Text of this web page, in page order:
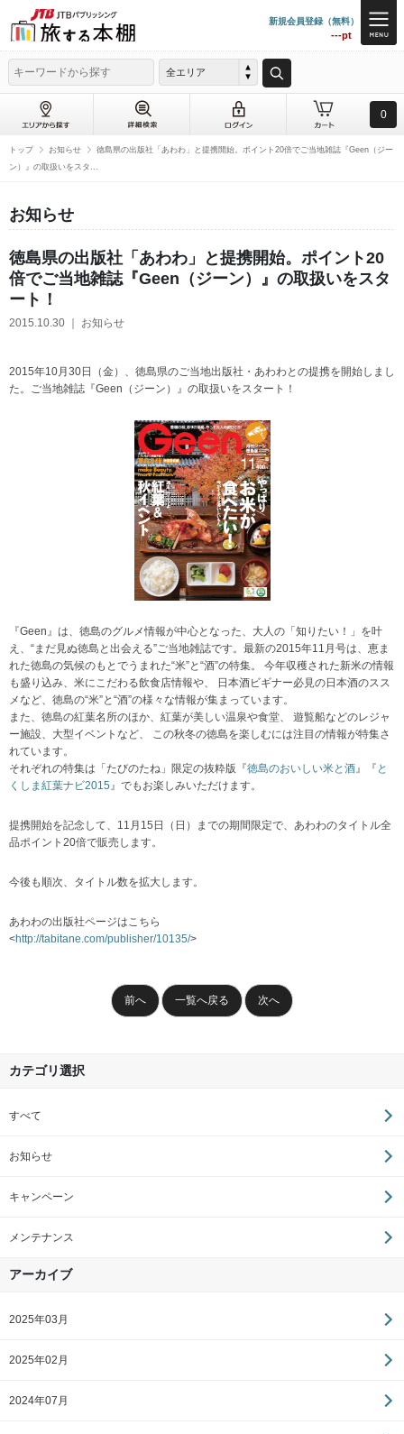
新規会員登録（無料）
---pt
全エリア
0
トップ お知らせ
徳島県の出版社「あわわ」と提携開始。ポイント20倍でご当地雑誌『Geen（ジー
ン）』の取扱いをスタ...
お知らせ
徳島県の出版社「あわわ」と提携開始。ポイント20
倍でご当地雑誌『Geen（ジーン）』の取扱いをスタ
ート！
2015.10.30 ｜ お知らせ
2015年10月30日（金）、徳島県のご当地出版社・あわわとの提携を開始しまし
た。ご当地雑誌『Geen（ジーン）』の取扱いをスタート！
『Geen』は、徳島のグルメ情報が中心となった、大人の「知りたい！」を叶
え、“まだ見ぬ徳島と出会える”ご当地雑誌です。最新の2015年11月号は、恵ま
れた徳島の気候のもとでうまれた“米”と“酒”の特集。 今年収穫された新米の情報
も盛り込み、米にこだわる飲食店情報や、 日本酒ビギナー必見の日本酒のスス
メなど、徳島の“米”と“酒”の様々な情報が集まっています。
また、徳島の紅葉名所のほか、紅葉が美しい温泉や食堂、 遊覧船などのレジャ
ー施設、大型イベントなど、 この秋冬の徳島を楽しむには注目の情報が特集さ
れています。
それぞれの特集は「たびのたね」限定の抜粋版『徳島のおいしい米と酒』『 と
くしま紅葉ナビ2015』でもお楽しみいただけます。
提携開始を記念して、11月15日（日）までの期間限定で、あわわのタイトル全
品ポイント20倍で販売します。
今後も順次、タイトル数を拡大します。
あわわの出版社ページはこちら
<http://tabitane.com/publisher/10135/>
前へ 一覧へ戻る 次へ
カテゴリ選択
すべて
お知らせ
キャンペーン
メンテナンス
アーカイブ
2025年03月
2025年02月
2024年07月